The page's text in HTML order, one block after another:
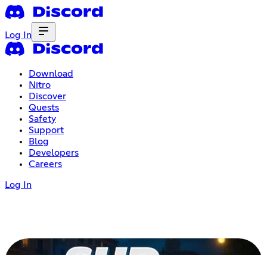
Log In
Download
Nitro
Discover
Quests
Safety
Support
Blog
Developers
Careers
Log In